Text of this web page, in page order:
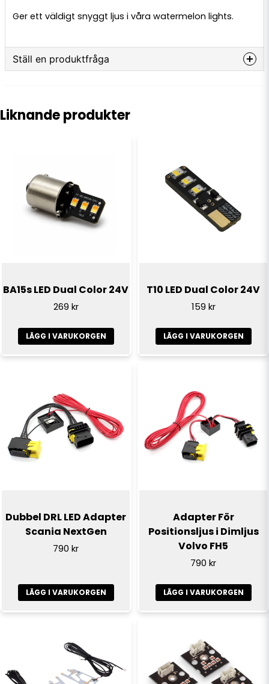
Ger ett väldigt snyggt ljus i våra watermelon lights.
Ställ en produktfråga
email
E-postadress
Liknande produkter
BA15s LED Dual Color 24V
269 kr
LÄGG I VARUKORGEN
T10 LED Dual Color 24V
159 kr
LÄGG I VARUKORGEN
Dubbel DRL LED Adapter
Scania NextGen
790 kr
LÄGG I VARUKORGEN
Adapter För
Positionsljus i Dimljus
Volvo FH5
790 kr
LÄGG I VARUKORGEN